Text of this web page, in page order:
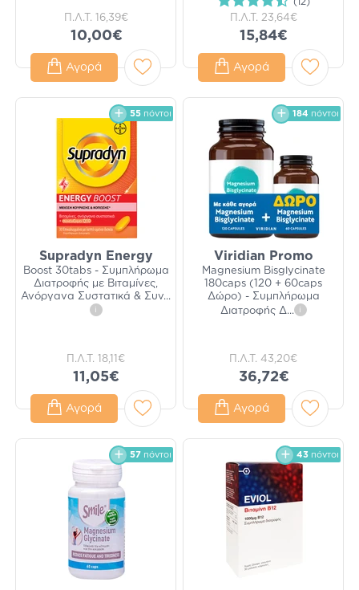
Π.Λ.Τ. 16,39€
10,00€
Αγορά
Π.Λ.Τ. 23,64€
15,84€
Αγορά
55 πόντοι
Supradyn Energy
Boost 30tabs - Συμπλήρωμα
Διατροφής με Βιταμίνες,
Ανόργανα Συστατικά & Συν...
i
Π.Λ.Τ. 18,11€
11,05€
Αγορά
184 πόντοι
Viridian Promo
Magnesium Bisglycinate
180caps (120 + 60caps
Δώρο) - Συμπλήρωμα
Διατροφής Δ... i
Π.Λ.Τ. 43,20€
36,72€
Αγορά
57 πόντοι 43 πόντοι